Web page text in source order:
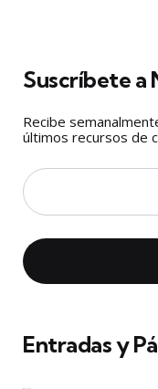
Suscríbete a
Recibe
últimos recursos de
Entradas y